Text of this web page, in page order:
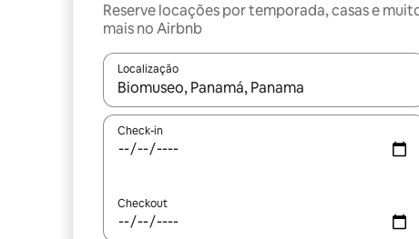
Reserve locações por temporada, casas e
mais no Airbnb
Localização
Quando os resultados estiverem disponíveis,
Check-in
Checkout